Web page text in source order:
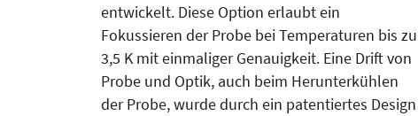
entwickelt. Diese Option erlaubt ein
Fokussieren der Probe bei Temperaturen bis zu
3,5 K mit einmaliger Genauigkeit. Eine Drift von
Probe und Optik, auch beim Herunterkühlen
der Probe, wurde durch ein patentiertes Design